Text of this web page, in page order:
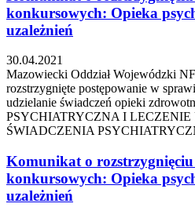
konkursowych: Opieka
uzależnień
30.04.2021
Mazowiecki Oddział Wojewódzki
rozstrzygnięte postępowanie w
udzielanie świadczeń opieki
PSYCHIATRYCZNA I LECZENIE
ŚWIADCZENIA
Komunikat o rozstrzygnięciu
konkursowych: Opieka
uzależnień